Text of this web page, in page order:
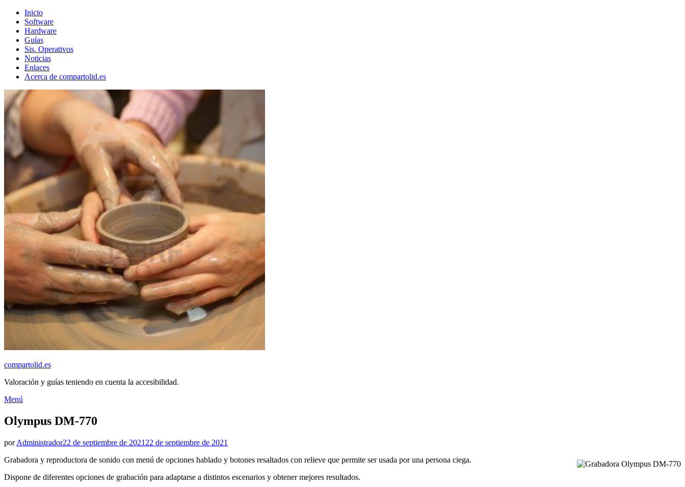
Inicio
Software
Hardware
Guías
Sis. Operativos
Noticias
Enlaces
Acerca de compartolid.es
compartolid.es
Valoración y guías teniendo en cuenta la accesibilidad.
Saltar
contenido
Menú
Olympus DM-770
porAdministradorPublicado
22 de septiembre de 2021 22 de septiembre de 2021
Grabadora y reproductora de sonido con menú de opciones hablado y botones resaltados con relieve que permite ser usada por una persona ciega.
Dispone de diferentes opciones de grabación para adaptarse a distintos escenarios y obtener mejores resultados.